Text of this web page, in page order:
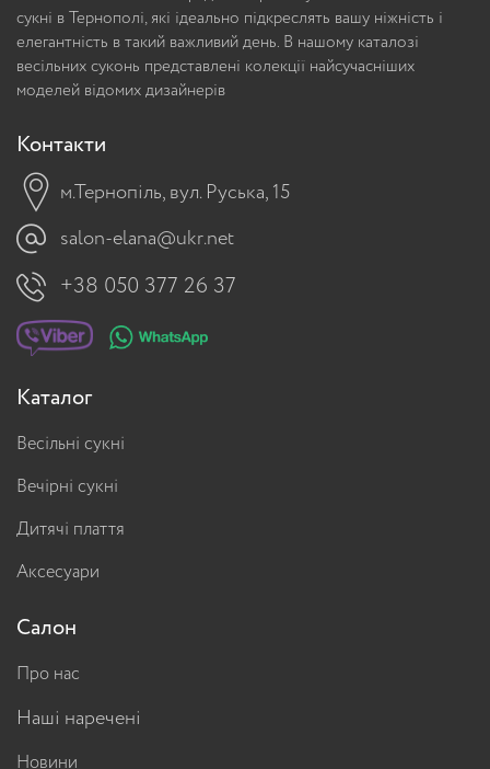
сукні в Тернополі, які ідеально підкреслять вашу ніжність і
елегантність в такий важливий день. В нашому каталозі
весільних суконь представлені колекції найсучасніших
моделей відомих дизайнерів
Контакти
м.Тернопіль, вул. Руська, 15
salon-elana@ukr.net
+38 050 377 26 37
Каталог
Весільні сукні
Вечірні сукні
Дитячі плаття
Аксесуари
Салон
Про нас
Наші наречені
Новини